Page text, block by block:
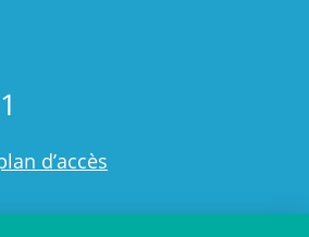
d’accès